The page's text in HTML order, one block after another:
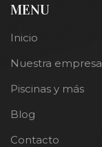
MENU
Inicio
Nuestra empresa
Piscinas y más
Blog
Contacto